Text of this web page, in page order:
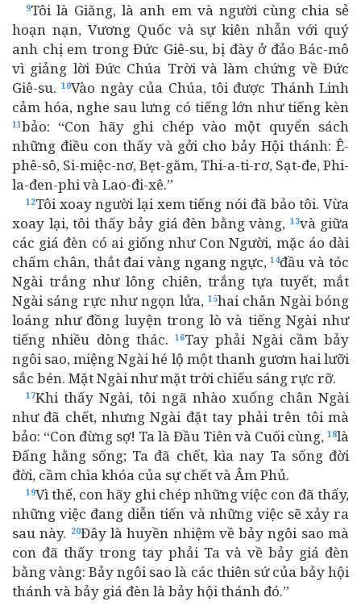
9Tôi là Giăng, là anh em và người cùng chia sẻ
hoạn nạn, Vương Quốc và sự kiên nhẫn với quý
anh chị em trong Đức Giê-su, bị đày ở đảo Bác-mô
vì giảng lời Đức Chúa Trời và làm chứng về Đức
Giê-su.10Vào ngày của Chúa, tôi được Thánh Linh
cảm hóa, nghe sau lưng có tiếng lớn như tiếng kèn
11bảo: “Con hãy ghi chép vào một quyển sách
những điều con thấy và gởi cho bảy Hội thánh: Ê-
phê-sô, Si-miệc-nơ, Bẹt-găm, Thi-a-ti-rơ, Sạt-đe, Phi-
la-đen-phi và Lao-đi-xê.”
12Tôi xoay người lại xem tiếng nói đã bảo tôi. Vừa
xoay lại, tôi thấy bảy giá đèn bằng vàng, 13và giữa
các giá đèn có ai giống như Con Người, mặc áo dài
chấm chân, thắt đai vàng ngang ngực,14đầu và tóc
Ngài trắng như lông chiên, trắng tựa tuyết, mắt
Ngài sáng rực như ngọn lửa, 15hai chân Ngài bóng
loáng như đồng luyện trong lò và tiếng Ngài như
tiếng nhiều dòng thác.
16Tay phải Ngài cầm bảy
ngôi sao, miệng Ngài hé lộ một thanh gươm hai lưỡi
sắc bén. Mặt Ngài như mặt trời chiếu sáng rực rỡ.
17Khi thấy Ngài, tôi ngã nhào xuống chân Ngài
như đã chết, nhưng Ngài đặt tay phải trên tôi mà
bảo: “Con đừng sợ! Ta là Đầu Tiên và Cuối cùng, 18là
Đấng hằng sống; Ta đã chết, kìa nay Ta sống đời
đời, cầm chìa khóa của sự chết và Âm Phủ.
19Vì thế, con hãy ghi chép những việc con đã thấy,
những việc đang diễn tiến và những việc sẽ xảy ra
sau này. 20Đây là huyền nhiệm về bảy ngôi sao mà
con đã thấy trong tay phải Ta và về bảy giá đèn
bằng vàng: Bảy ngôi sao là các thiên sứ của bảy hội
thánh và bảy giá đèn là bảy hội thánh đó.”